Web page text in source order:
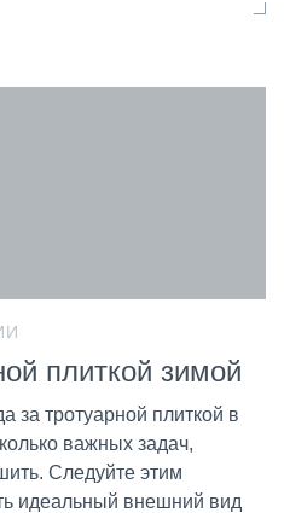
плиткой зимой
за тротуарной плиткой в
важных задач,
Следуйте этим
идеальный внешний вид